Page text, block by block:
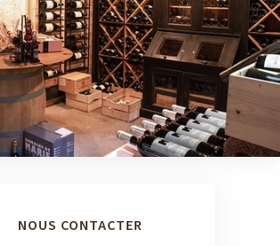
NOUS CONTACTER